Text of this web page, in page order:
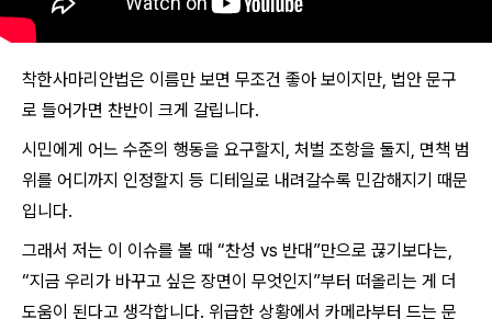
착한사마리안법은 이름만 보면 무조건 좋아 보이지만, 법안 문구
로 들어가면 찬반이 크게 갈립니다.
시민에게 어느 수준의 행동을 요구할지, 처벌 조항을 둘지, 면책 범
위를 어디까지 인정할지 등 디테일로 내려갈수록 민감해지기 때문
입니다.
그래서 저는 이 이슈를 볼 때 “찬성 vs 반대”만으로 끊기보다는,
“지금 우리가 바꾸고 싶은 장면이 무엇인지”부터 떠올리는 게 더
도움이 된다고 생각합니다. 위급한 상황에서 카메라부터 드는 문